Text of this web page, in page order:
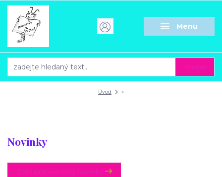
Menu
Úvod »
Novinky